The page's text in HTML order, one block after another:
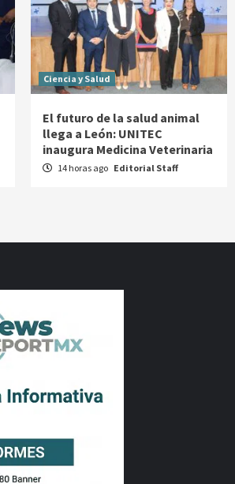
Ciencia y Salud
El futuro de la salud animal
llega a León: UNITEC
inaugura Medicina Veterinaria
14 horas ago Editorial Staff